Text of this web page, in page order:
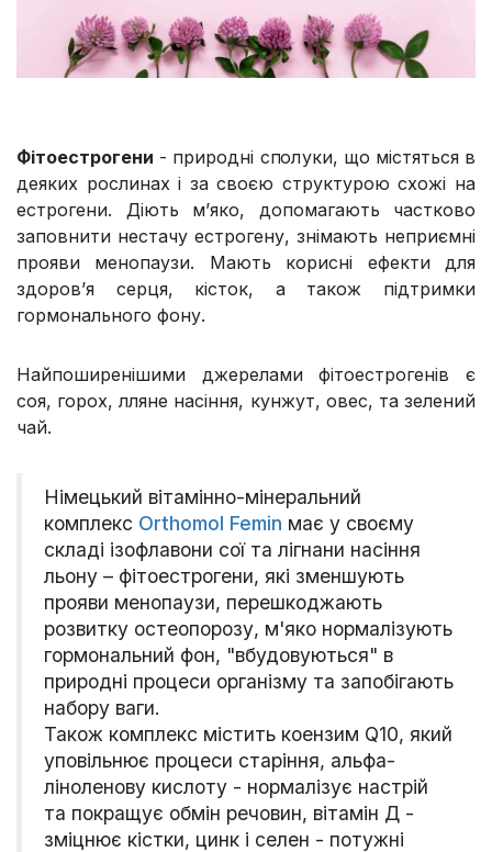
Фітоестрогени - природні сполуки, що містяться в
деяких рослинах і за своєю структурою схожі на
естрогени. Діють м’яко, допомагають частково
заповнити нестачу естрогену, знімають неприємні
прояви менопаузи. Мають корисні ефекти для
здоров’я серця, кісток, а також підтримки
гормонального фону.
Найпоширенішими джерелами фітоестрогенів є
соя, горох, лляне насіння, кунжут, овес, та зелений
чай.
Німецький вітамінно-мінеральний
комплекс Orthomol Femin має у своєму
складі ізофлавони сої та лігнани насіння
льону – фітоестрогени, які зменшують
прояви менопаузи, перешкоджають
розвитку остеопорозу, м'яко нормалізують
гормональний фон, "вбудовуються" в
природні процеси організму та запобігають
набору ваги.
Також комплекс містить коензим Q10, який
уповільнює процеси старіння, альфа-
ліноленову кислоту - нормалізує настрій
та покращує обмін речовин, вітамін Д -
зміцнює кістки, цинк і селен - потужні